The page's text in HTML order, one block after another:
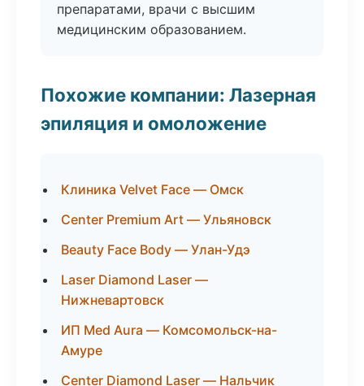
препаратами, врачи с высшим
медицинским образованием.
Похожие компании: Лазерная
эпиляция и омоложение
Клиника Velvet Face — Омск
Center Premium Art — Ульяновск
Beauty Face Body — Улан-Удэ
Laser Diamond Laser —
Нижневартовск
ИП Med Aura — Комсомольск-на-
Амуре
Center Diamond Laser — Нальчик